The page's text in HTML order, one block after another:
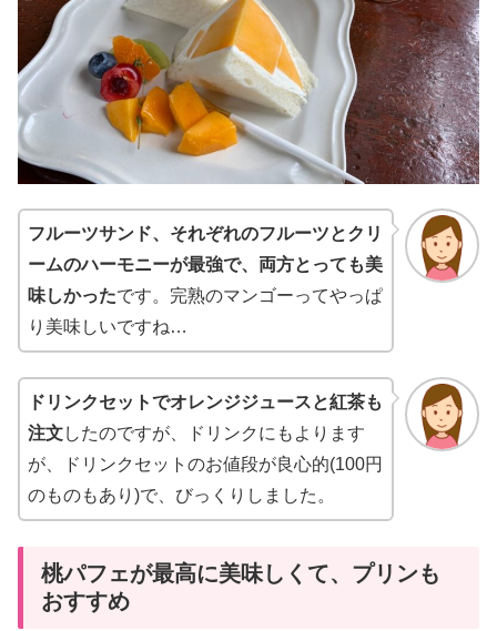
フルーツサンド、それぞれのフルーツとクリ
ームのハーモニーが最強で、両方とっても美
味しかったです。完熟のマンゴーってやっぱ
り美味しいですね…
ドリンクセットでオレンジジュースと紅茶も
注文したのですが、ドリンクにもよります
が、ドリンクセットのお値段が良心的(100円
のものもあり)で、びっくりしました。
桃パフェが最高に美味しくて、プリンも
おすすめ